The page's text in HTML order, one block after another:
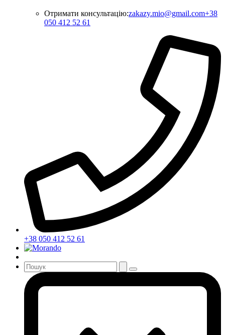
Отримати консультацію:zakazy.mio@gmail.com+38
050 412 52 61
+38 050 412 52 61